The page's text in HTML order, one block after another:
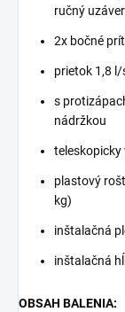
ručný uzáver
2x bočné
prietok 1,8 l/
s
nádržkou
plastový
kg)
inštalačná
inštalačná
OBSAH BALENIA: